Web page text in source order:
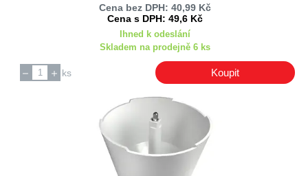
Cena bez DPH: 40,99 Kč
Cena s DPH: 49,6 Kč
Ihned k odeslání
Skladem na prodejně 6 ks
ks Koupit